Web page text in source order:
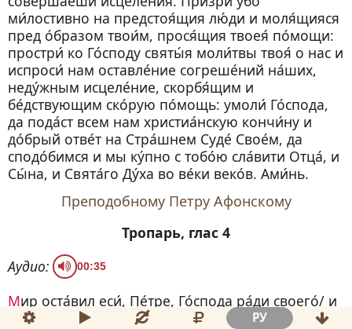
ми́лостивно на предстоя́щия лю́ди и моля́щияся
пред о́бразом твои́м, прося́щия твоея́ по́мощи:
простри́ ко Го́споду святы́я моли́твы твоя́ о нас и
испроси́ нам оставле́ние согреше́ний на́ших,
неду́жным исцеле́ние, скорбя́щим и
бе́дствующим ско́рую по́мощь: умоли́ Го́спода,
да пода́ст всем нам христиа́нскую кончи́ну и
до́брый отве́т на Стра́шнем Суде́ Свое́м, да
сподо́бимся и мы ку́пно с тобо́ю сла́вити Отца́, и
Сы́на, и Свята́го Ду́ха во ве́ки веко́в. Ами́нь.
Преподобному Петру Афонскому
Тропарь, глас 4
Аудио:
00:35
Мир оста́вил еси́, Пе́тре, Го́спода ра́ди своего́/ и
крест восприи́м на ра́мо свое́,/ на го́ру дости́гл
РУ